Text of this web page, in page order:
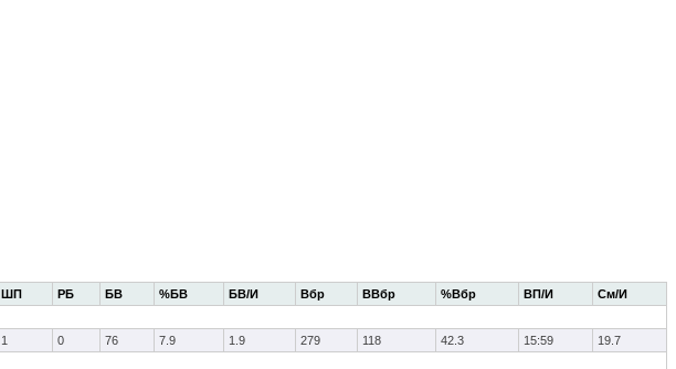
ШП РБ БВ %БВ БВ/И Вбр ВВбр %Вбр ВП/И См/И
1 0 76 7.9 1.9 279 118 42.3 15:59
19.7